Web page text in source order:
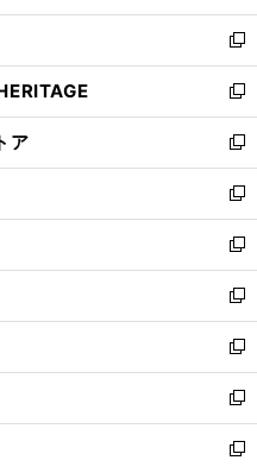
ウ
で
開
く
ン
ド
ウ
で
開
く
新
し
い
ウ
ィ
ン
ド
ウ
で
開
く
新
し
い
ウ
ィ
ン
ド
ウ
で
開
く
ア
新
し
い
ウ
ィ
ン
ド
ウ
で
開
く
新
し
い
ウ
ィ
ン
ド
ウ
で
開
く
新
し
い
ウ
ィ
ン
ド
ウ
で
新
し
い
ウ
ィ
ン
ド
新
し
い
ウ
ィ
新
し
い
新